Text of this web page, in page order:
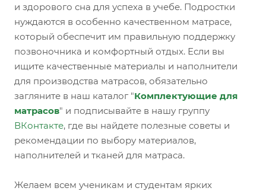
и здорового сна для успеха в учебе. Подростки
нуждаются в особенно качественном матрасе,
который обеспечит им правильную поддержку
позвоночника и комфортный отдых. Если вы
ищите качественные материалы и наполнители
для производства матрасов, обязательно
загляните в наш каталог "Комплектующие для
матрасов" и подписывайте в нашу группу
ВКонтакте, где вы найдете полезные советы и
рекомендации по выбору материалов,
наполнителей и тканей для матраса.
Желаем всем ученикам и студентам ярких